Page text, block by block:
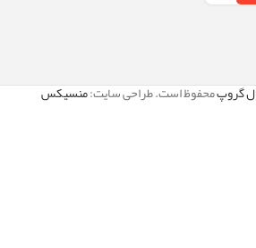
گروپمحفوظ است. طراحی سایت:منسیکس